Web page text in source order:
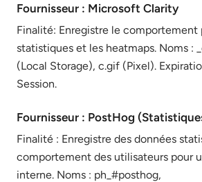
Fournisseur : Microsoft Clarity
Finalité: Enregistre le comportement
statistiques et les heatmaps. Noms :
(Local Storage), c.gif (Pixel).
Session.
Fournisseur : PostHog
Finalité : Enregistre des données
comportement des utilisateurs pour
interne. Noms : ph_#posthog,